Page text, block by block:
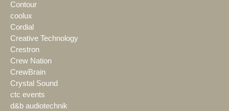
Contour
coolux
Cordial
Creative Technology
Crestron
Crew Nation
CrewBrain
Crystal Sound
ctc events
d&b audiotechnik